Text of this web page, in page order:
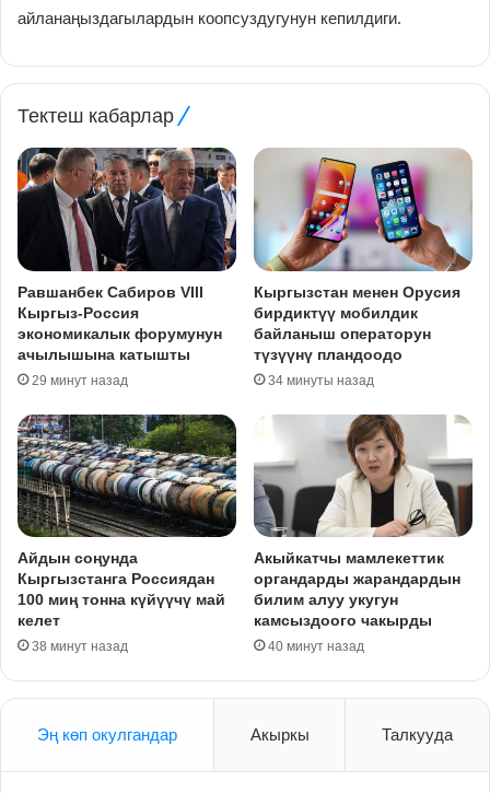
айланаңыздагылардын коопсуздугунун кепилдиги.
Тектеш кабарлар
Равшанбек Сабиров VIII
Кыргыз-Россия
экономикалык форумунун
ачылышына катышты
29 минут назад
Кыргызстан менен Орусия
бирдиктүү мобилдик
байланыш операторун
түзүүнү пландоодо
34 минуты назад
Айдын соңунда
Кыргызстанга Россиядан
100 миң тонна күйүүчү май
келет
38 минут назад
Акыйкатчы мамлекеттик
органдарды жарандардын
билим алуу укугун
камсыздоого чакырды
40 минут назад
Эң көп окулгандар Акыркы Талкууда